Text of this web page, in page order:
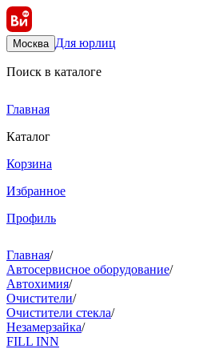
Москва Для юрлиц
Поиск в каталоге
Главная
Каталог
Корзина
Избранное
Профиль
Главная/
Автосервисное оборудование/
Автохимия/
Очистители/
Очистители стекла/
Незамерзайка/
FILL INN